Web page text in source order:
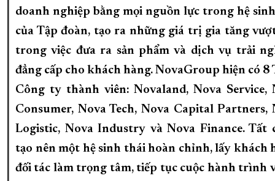
doanh nghiệp bằng mọi nguồn lực trong hệ
của Tập đoàn, tạo ra những giá trị gia tăng
trong việc đưa ra sản phẩm và dịch vụ trải
đẳng cấp cho khách hàng. NovaGroup hiện có 8
Công ty thành viên: Novaland, Nova Service,
Consumer, Nova Tech, Nova Capital Partners,
Logistic, Nova Industry và Nova Finance. Tất
tạo nên một hệ sinh thái hoàn chỉnh, lấy khách
đối tác làm trọng tâm, tiếp tục cuộc hành trình